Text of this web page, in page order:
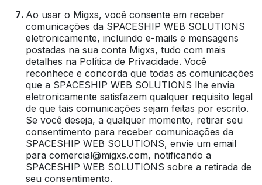
Ao usar o Migxs, você consente em receber
comunicações da SPACESHIP WEB SOLUTIONS
eletronicamente, incluindo e-mails e mensagens
postadas na sua conta Migxs, tudo com mais
detalhes na Política de Privacidade. Você
reconhece e concorda que todas as comunicações
que a SPACESHIP WEB SOLUTIONS lhe envia
eletronicamente satisfazem qualquer requisito legal
de que tais comunicações sejam feitas por escrito.
Se você deseja, a qualquer momento, retirar seu
consentimento para receber comunicações da
SPACESHIP WEB SOLUTIONS, envie um email
para comercial@migxs.com, notificando a
SPACESHIP WEB SOLUTIONS sobre a retirada de
seu consentimento.